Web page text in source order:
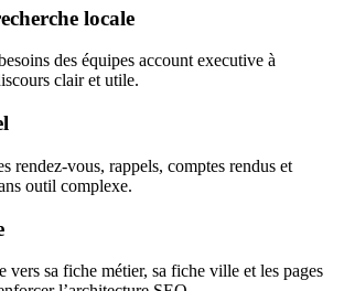
locale
des équipes account executive à
clair et utile.
rendez-vous, rappels, comptes rendus et
outil complexe.
vers sa fiche métier, sa fiche ville et les pages